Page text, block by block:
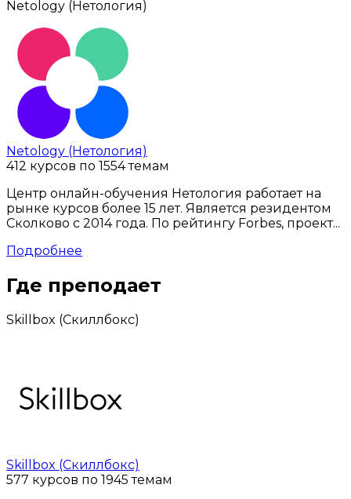
Netology (Нетология)
Netology (Нетология)
412 курсов по 1554 темам
Центр онлайн-обучения Нетология работает на
рынке курсов более 15 лет. Является резидентом
Сколково с 2014 года. По рейтингу Forbes, проект...
Подробнее
Где преподает
Skillbox (Скиллбокс)
Skillbox (Скиллбокс)
577 курсов по 1945 темам